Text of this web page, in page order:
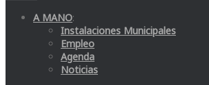
A MANO:
Instalaciones Municipales
Empleo
Agenda
Noticias